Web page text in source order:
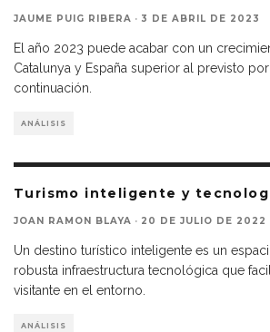
JAUME PUIG RIBERA · 3 DE ABRIL DE 2023
El año 2023 puede acabar con un
Catalunya y España superior al previsto
continuación.
ANÁLISIS
Turismo inteligente y
JOAN RAMON BLAYA · 20 DE JULIO DE 2022
Un destino turístico inteligente es un
robusta infraestructura tecnológica que
visitante en el entorno.
ANÁLISIS